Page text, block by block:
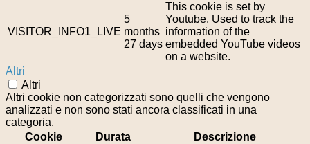
VISITOR_INFO1_LIVE
5
months
27 days
This cookie is set by
Youtube. Used to track the
information of the
embedded YouTube videos
on a website.
Altri
Altri
Altri cookie non categorizzati sono quelli che vengono
analizzati e non sono stati ancora classificati in una
categoria.
Cookie
Durata Descrizione